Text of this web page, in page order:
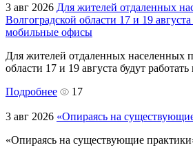
3 авг 2026 Для жителей отдаленных
Волгоградской области 17 и 19 августа
мобильные офисы
Для жителей отдаленных населенных
области 17 и 19 августа будут
Подробнее
17
3 авг 2026 «Опираясь на
«Опираясь на существующие